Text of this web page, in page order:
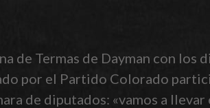
de Termas de Dayman con los
por el Partido Colorado
de diputados: «vamos a